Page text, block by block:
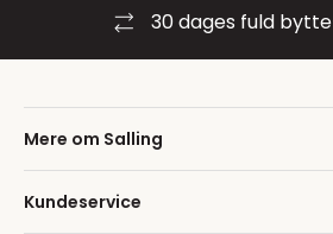
30 dages fuld
Mere om Salling
Kundeservice